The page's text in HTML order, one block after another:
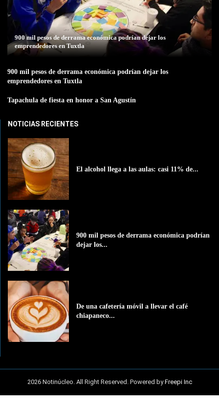
900 mil pesos de derrama económica podrían dejar los
emprendedores en Tuxtla
900 mil pesos de derrama económica podrían dejar los
emprendedores en Tuxtla
Tapachula de fiesta en honor a San Agustín
NOTICIAS RECIENTES
El alcohol llega a las aulas: casi 11% de...
900 mil pesos de derrama económica podrían
dejar los...
De una cafetería móvil a llevar el café
chiapaneco...
2026 Notinúcleo. All Right Reserved. Powered byFreepi Inc